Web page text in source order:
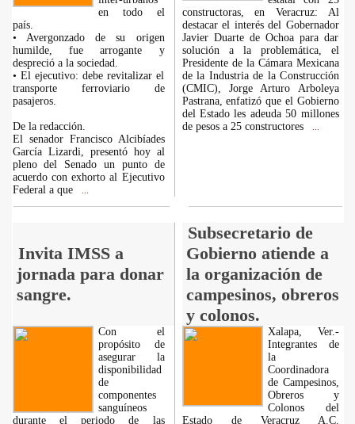
en todo el
país.
• Avergonzado de su origen
humilde, fue arrogante y
despreció a la sociedad.
• El ejecutivo: debe revitalizar el
transporte ferroviario de
pasajeros.
De la redacción.
El senador Francisco Alcibíades
García Lizardi, presentó hoy al
pleno del Senado un punto de
acuerdo con exhorto al Ejecutivo
Federal a que
constructoras, en Veracruz: Al
destacar el interés del Gobernador
Javier Duarte de Ochoa para dar
solución a la problemática, el
Presidente de la Cámara Mexicana
de la Industria de la Construcción
(CMIC), Jorge Arturo Arboleya
Pastrana, enfatizó que el Gobierno
del Estado les adeuda 50 millones
de pesos a 25 constructores
Invita IMSS a
jornada para donar
sangre.
Subsecretario de
Gobierno atiende a
la organización de
campesinos, obreros
y colonos.
Con el
propósito de
asegurar la
disponibilidad
de
componentes
sanguíneos
durante el periodo de las
Xalapa, Ver.-
Integrantes de
la
Coordinadora
de Campesinos,
Obreros y
Colonos del
Estado de Veracruz A.C.